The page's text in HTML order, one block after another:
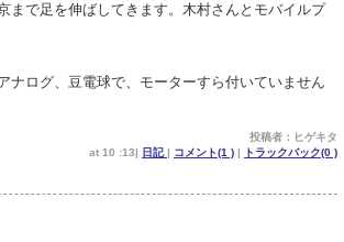
まで足を伸ばしてきます。木村さんとモバイルプ
ナログ、豆電球で、モーターすら付いていません
投稿者：ヒゲキタ
at 10 :13| 日記| コメント(1 ) | トラックバック(0 )